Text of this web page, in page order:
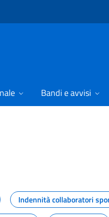
Bandi e avvisi
per lo sport
Indennità collaboratori